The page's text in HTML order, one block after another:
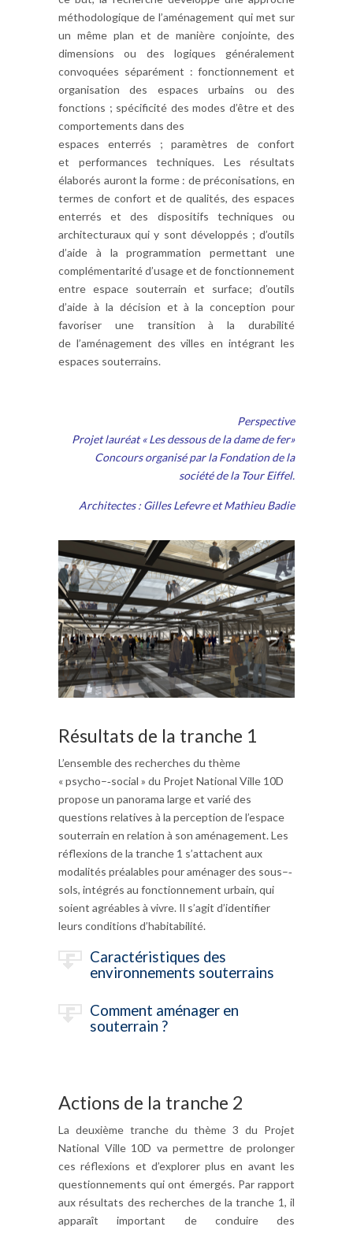
méthodologique de l’aménagement qui met sur
un même plan et de manière conjointe, des
dimensions ou des logiques généralement
convoquées séparément : fonctionnement et
organisation des espaces urbains ou des
fonctions ; spécificité des modes d’être et des
comportements dans des
espaces enterrés ; paramètres de confort
et performances techniques. Les résultats
élaborés auront la forme : de préconisations, en
termes de confort et de qualités, des espaces
enterrés et des dispositifs techniques ou
architecturaux qui y sont développés ; d’outils
d’aide à la programmation permettant une
complémentarité d’usage et de fonctionnement
entre espace souterrain et surface; d’outils
d’aide à la décision et à la conception pour
favoriser une transition à la durabilité
de l’aménagement des villes en intégrant les
espaces souterrains.
Perspective
Projet lauréat « Les dessous de la dame de fer»
Concours organisé par la Fondation de la
société de la Tour Eiffel.
Architectes : Gilles Lefevre et Mathieu Badie
Résultats de la tranche 1
L’ensemble des recherches du thème
« psycho–‐social » du Projet National Ville 10D
propose un panorama large et varié des
questions relatives à la perception de l’espace
souterrain en relation à son aménagement. Les
réflexions de la tranche 1 s’attachent aux
modalités préalables pour aménager des sous–‐
sols, intégrés au fonctionnement urbain, qui
soient agréables à vivre. Il s’agit d’identifier
leurs conditions d’habitabilité.
Caractéristiques des
environnements souterrains
Comment aménager en
souterrain ?
Actions de la tranche 2
La deuxième tranche du thème 3 du Projet
National Ville 10D va permettre de prolonger
ces réflexions et d’explorer plus en avant les
questionnements qui ont émergés. Par rapport
aux résultats des recherches de la tranche 1, il
apparaît important de conduire des